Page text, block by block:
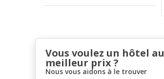
Vous voulez un hôtel au
meilleur prix ?
Nous vous aidons à le trouver